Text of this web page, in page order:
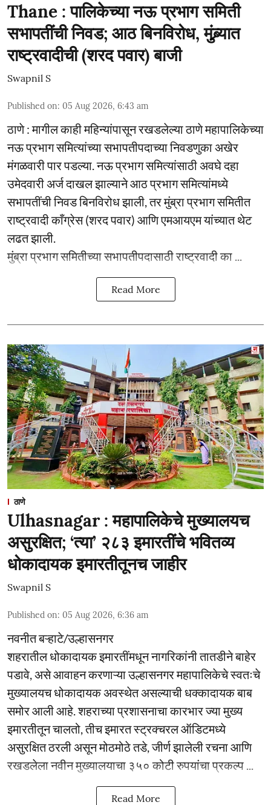
Thane : पालिकेच्या नऊ प्रभाग समिती
सभापतींची निवड; आठ बिनविरोध, मुंब्र्यात
राष्ट्रवादीची (शरद पवार) बाजी
Swapnil S
Published on: 05 Aug 2026, 6:43 am
ठाणे : मागील काही महिन्यांपासून रखडलेल्या ठाणे महापालिकेच्या
नऊ प्रभाग समित्यांच्या सभापतीपदाच्या निवडणुका अखेर
मंगळवारी पार पडल्या. नऊ प्रभाग समित्यांसाठी अवघे दहा
उमेदवारी अर्ज दाखल झाल्याने आठ प्रभाग समित्यांमध्ये
सभापतींची निवड बिनविरोध झाली, तर मुंब्रा प्रभाग समितीत
राष्ट्रवादी काँग्रेस (शरद पवार) आणि एमआयएम यांच्यात थेट
लढत झाली.
मुंब्रा प्रभाग समितीच्या सभापतीपदासाठी राष्ट्रवादी का ...
Read More
ठाणे
Ulhasnagar : महापालिकेचे मुख्यालयच
असुरक्षित; ‘त्या’ २८३ इमारतींचे भवितव्य
धोकादायक इमारतीतूनच जाहीर
Swapnil S
Published on: 05 Aug 2026, 6:36 am
नवनीत बऱ्हाटे/उल्हासनगर
शहरातील धोकादायक इमारतींमधून नागरिकांनी तातडीने बाहेर
पडावे, असे आवाहन करणाऱ्या उल्हासनगर महापालिकेचे स्वतःचे
मुख्यालयच धोकादायक अवस्थेत असल्याची धक्कादायक बाब
समोर आली आहे. शहराच्या प्रशासनाचा कारभार ज्या मुख्य
इमारतीतून चालतो, तीच इमारत स्ट्रक्चरल ऑडिटमध्ये
असुरक्षित ठरली असून मोठमोठे तडे, जीर्ण झालेली रचना आणि
रखडलेला नवीन मुख्यालयाचा ३५० कोटी रुपयांचा प्रकल्प ...
Read More